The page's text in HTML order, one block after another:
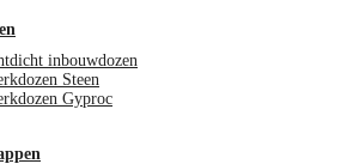
inbouwdozen
Steen
Gyproc